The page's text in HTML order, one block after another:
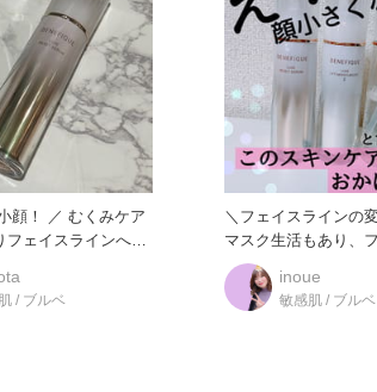
むくみケア
フェイスラインへ！
っかり効果
/ ブルベ
＼フェイスラインの
マスク生活もあり、
ンのゆるみやもたつき
inoue
敏感肌 / ブルベ